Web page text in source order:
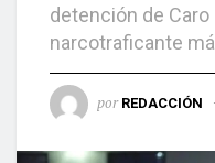
detención de
narcotraficante
por REDACCIÓN